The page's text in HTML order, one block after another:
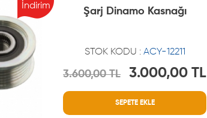
İndirim
Şarj Dinamo Kasnağı
STOK KODU : ACY-12211
3.600,00 TL 3.000,00 TL
SEPETE EKLE
MÜŞTERİ HİZMETLERİ